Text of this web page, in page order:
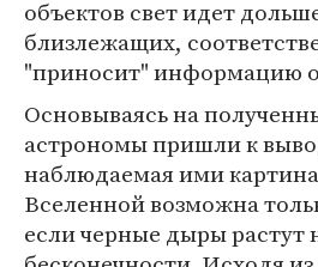
объектов свет идет
близлежащих,
"приносит" информацию
Основываясь на
астрономы пришли к
наблюдаемая ими
Вселенной возможна
если черные дыры растут